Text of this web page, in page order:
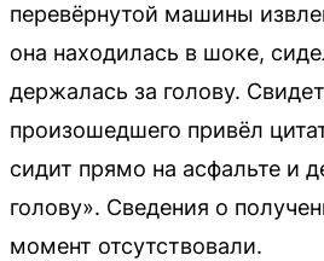
перевёрнутой машины
она находилась в шоке,
держалась за голову.
произошедшего привёл
сидит прямо на асфальте и
голову». Сведения о
момент отсутствовали.